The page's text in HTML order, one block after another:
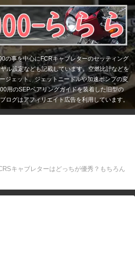
の事を中心にFCRキャブレターのセッティング
ル設定なども記載しています。空燃比計などを
ジェット、ジェットニードルや加速ポンプの変
用のSEPベアリングガイドを装着した旧型の
ログはアフィリエイト広告を利用しています。
キャブレターはどっちが優秀？もちろん